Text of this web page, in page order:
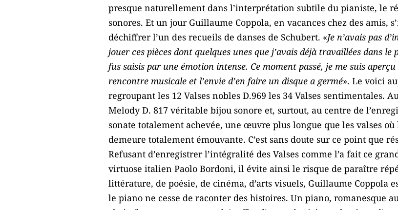
presque naturellement dans l’interprétation subtile du pianiste, le
sonores. Et un jour Guillaume Coppola, en vacances chez des amis,
déchiffrer l’un des recueils de danses de Schubert. «Je n’avais pas
jouer ces pièces dont quelques unes que j’avais déjà travaillées dans le
fus saisis par une émotion intense. Ce moment passé, je me suis
rencontre musicale et l’envie d’en faire un disque a germé». Le voici
regroupant les 12 Valses nobles D.969 les 34 Valses sentimentales.
Melody D. 817 véritable bijou sonore et, surtout, au centre de
sonate totalement achevée, une œuvre plus longue que les valses où
demeure totalement émouvante. C’est sans doute sur ce point que
Refusant d’enregistrer l’intégralité des Valses comme l’a fait ce
virtuose italien Paolo Bordoni, il évite ainsi le risque de paraître
littérature, de poésie, de cinéma, d’arts visuels, Guillaume Coppola
le piano ne cesse de raconter des histoires. Un piano, romanesque